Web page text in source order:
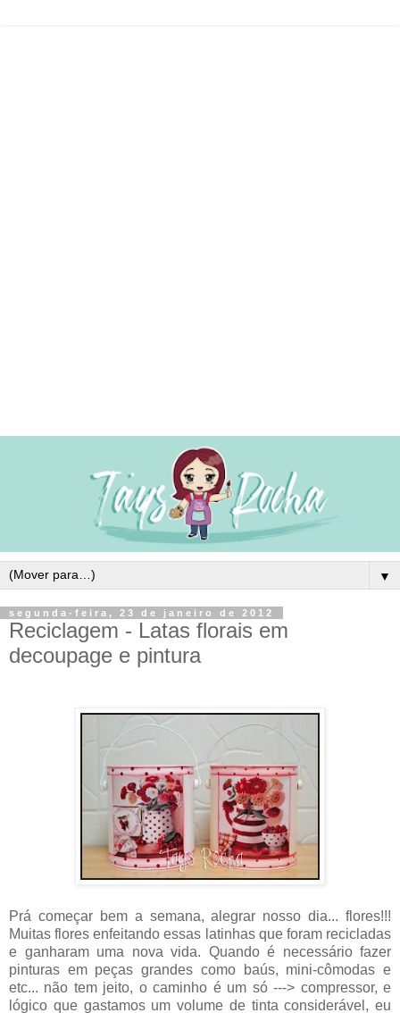
▼
segunda-feira, 23 de janeiro de 2012
Reciclagem - Latas florais em
decoupage e pintura
Prá começar bem a semana, alegrar nosso dia... flores!!!
Muitas flores enfeitando essas latinhas que foram recicladas
e ganharam uma nova vida. Quando é necessário fazer
pinturas em peças grandes como baús, mini-cômodas e
etc... não tem jeito, o caminho é um só ---> compressor, e
lógico que gastamos um volume de tinta considerável, eu